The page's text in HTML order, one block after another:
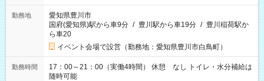
勤務地
愛知県豊川市
国府(愛知県)駅から車9分 / 豊川駅から車19分 / 豊川稲荷駅か
ら車20
イベント会場で設営（勤務地：愛知県豊川市白鳥町）
勤務時間
17：00～21：00（実働4時間） 休憩 なし トイレ・水分補給は
随時可能